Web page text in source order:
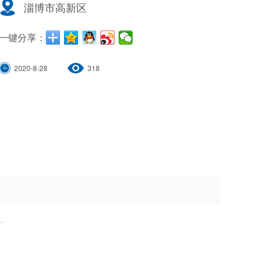
淄博市高新区
键分享：
2020-8-28 318